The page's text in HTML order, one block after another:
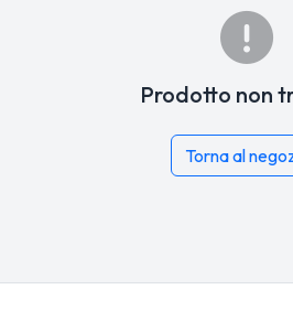
Prodotto non
Torna al